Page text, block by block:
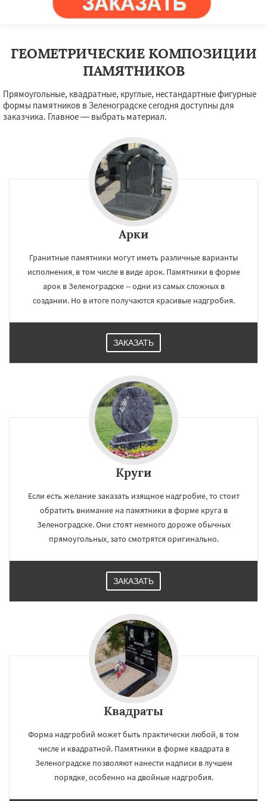
Свердловск
Северный Софрино
Черкизово Черусти Шаховская
ГЕОМЕТРИЧЕСКИЕ КОМПОЗИЦИИ
ПАМЯТНИКОВ
Прямоугольные, квадратные, круглые, нестандартные фигурные
формы памятников в Зеленоградске сегодня доступны для
заказчика. Главное — выбрать материал.
Арки
Гранитные памятники могут иметь различные варианты
исполнения, в том числе в виде арок. Памятники в форме
арок в Зеленоградске -- одни из самых сложных в
создании. Но в итоге получаются красивые надгробия.
ЗАКАЗАТЬ
Круги
Если есть желание заказать изящное надгробие, то стоит
обратить внимание на памятники в форме круга в
Зеленоградске. Они стоят немного дороже обычных
прямоугольных, зато смотрятся оригинально.
ЗАКАЗАТЬ
Квадраты
Форма надгробий может быть практически любой, в том
числе и квадратной. Памятники в форме квадрата в
Зеленоградске позволяют нанести надписи в лучшем
порядке, особенно на двойные надгробия.